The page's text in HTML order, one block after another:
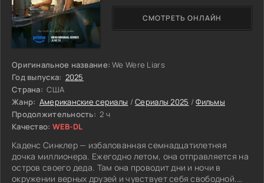
зависимостью и в конечном итого решила вернуться в
лоно семьи и восстановить отношения с родителями.
Семейству, в своих стараниях сохранить дело деда и отца
приходится несладко. Ведь они сталкиваются с внешними
Оригинальное название: We Were Liars
Год выпуска: 2025
Страна: США
Жанр: Американские сериалы /Сериалы 2025 /Фильмы
Продолжительность: 2 ч
Качество: WEB-DL
Каденс Синклер — избалованная семнадцатилетняя
дочка миллионера. Ежегодно летом, она отправляется на
остров своего деда. Там она проводит дни и ночи в
окружении верных друзей и чувствует себя свободной.
СМОТРЕТЬ ОНЛАЙН